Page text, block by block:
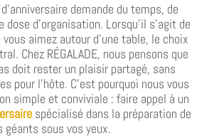
demande du temps, de
dose d’organisation. Lorsqu’il s’agit de
aimez autour d’une table, le choix
Chez RÉGALADE, nous pensons que
doit rester un plaisir partagé, sans
pour l’hôte. C’est pourquoi nous vous
simple et conviviale : faire appel à un
spécialisé dans la préparation de
géants sous vos yeux.